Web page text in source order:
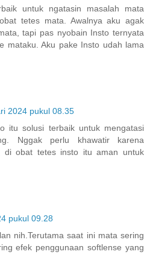
untuk ngatasin masalah mata
tetes mata. Awalnya aku agak
tapi pas nyobain Insto ternyata
mataku. Aku pake Insto udah lama
2024 pukul 08.35
itu solusi terbaik untuk mengatasi
Nggak perlu khawatir karena
di obat tetes insto itu aman untuk
pukul 09.28
nih.Terutama saat ini mata sering
efek penggunaan softlense yang